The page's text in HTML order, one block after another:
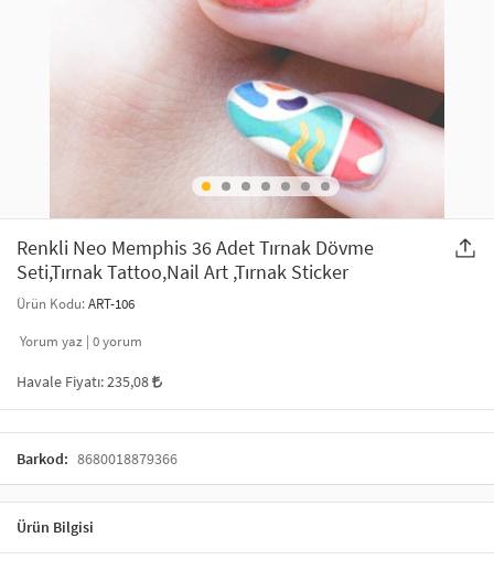
GELİN / DÜĞÜN AKSESUARLARI
TELEFON ASKISI
ŞAL VE FULAR
ODA KOKUSU VE MUM
KULLAN AT TABAK BARDAK SETİ
Renkli Neo Memphis 36 Adet Tırnak Dövme
Seti,Tırnak Tattoo,Nail Art ,Tırnak Sticker
Ürün Kodu:ART-106
Yorum yaz | 0yorum
Havale Fiyatı:235,08
Barkod: 8680018879366
Ürün Bilgisi